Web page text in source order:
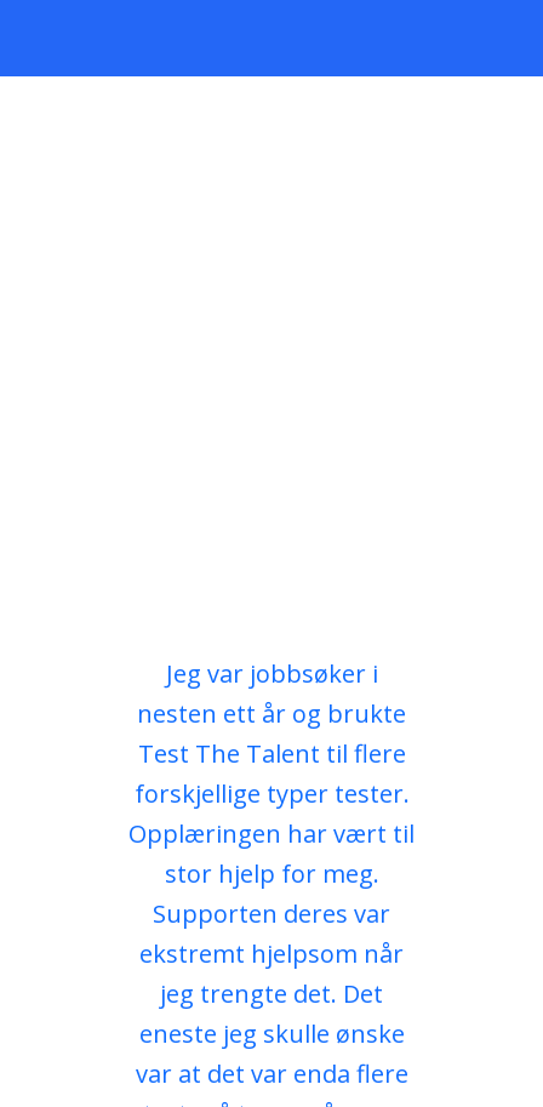
Jeg var jobbsøker i
nesten ett år og brukte
Test The Talent til flere
forskjellige typer tester.
Opplæringen har vært til
stor hjelp for meg.
Supporten deres var
ekstremt hjelpsom når
jeg trengte det. Det
eneste jeg skulle ønske
var at det var enda flere